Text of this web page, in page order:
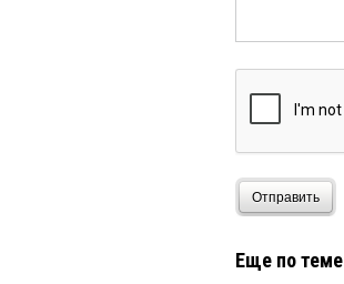
Отправить
Еще по теме